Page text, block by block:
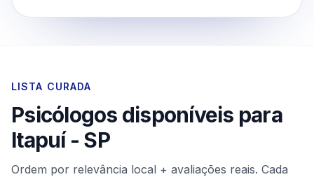
LISTA CURADA
Psicólogos disponíveis para
Itapuí- SP
Ordem por relevância local + avaliações reais. Cada